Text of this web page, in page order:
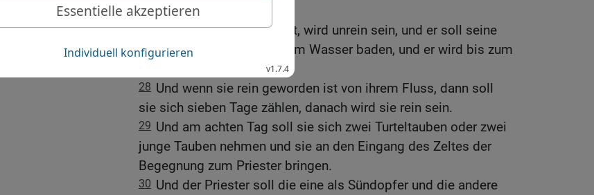
Absonderung.
27 Und jeder, der es berührt, wird unrein sein, und er soll seine
Kleider waschen und sich im Wasser baden, und er wird bis zum
28 Und wenn sie rein geworden ist von ihrem Fluss, dann soll
sie sich sieben Tage zählen, danach wird sie rein sein.
29 Und am achten Tag soll sie sich zwei Turteltauben oder zwei
junge Tauben nehmen und sie an den Eingang des Zeltes der
Begegnung zum Priester bringen.
30 Und der Priester soll die eine als Sündopfer und die andere